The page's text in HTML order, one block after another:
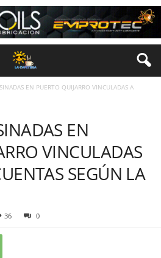
EN PUERTO QUIJARRO VINCULADAS A
EN
VINCULADAS
SEGÚN LA
36 0